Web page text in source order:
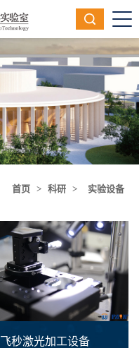
首页 > 科研 > 实验设备
飞秒激光加工设备